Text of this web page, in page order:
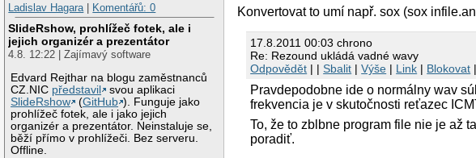
Ladislav Hagara | Komentářů: 0
SlideRshow, prohlížeč fotek, ale i
jejich organizér a prezentátor
4.8. 12:22 | Zajímavý software
Edvard Rejthar na blogu zaměstnanců
CZ.NIC představil
svou aplikaci
SlideRshow
(GitHub ). Funguje jako
prohlížeč fotek, ale i jako jejich
organizér a prezentátor. Neinstaluje se,
běží přímo v prohlížeči. Bez serveru.
Offline.
Konvertovat to umí např. sox (sox
17.8.2011 00:03 chrono
Re: Rezound ukládá vadné wavy
Odpovědět | |Sbalit |Výše | Link | Blokovat
Pravdepodobne ide o normálny wav
frekvencia je v skutočnosti reťazec
To, že to zblbne program file nie je až
poradiť.